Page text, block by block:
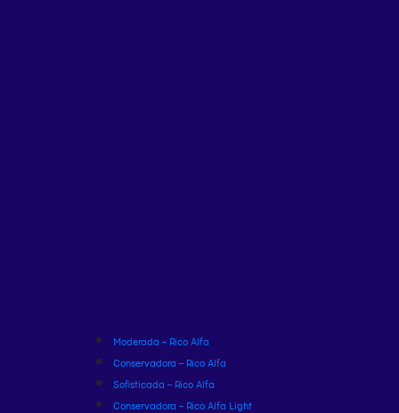
Moderada – Rico Alfa
Conservadora – Rico Alfa
Sofisticada – Rico Alfa
Conservadora – Rico Alfa Light